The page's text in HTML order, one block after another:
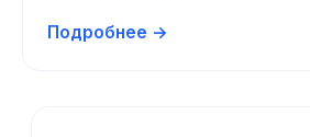
Подробнее →